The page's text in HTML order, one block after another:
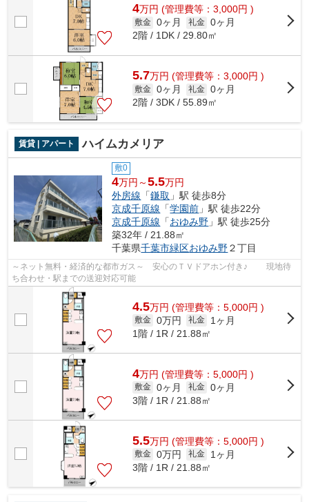
4万円 (管理費等：3,000円 )
敷金 0ヶ月 礼金 0ヶ月
2階 / 1DK / 29.80㎡
5.7万円 (管理費等：3,000円 )
敷金 0ヶ月 礼金 0ヶ月
2階 / 3DK / 55.89㎡
賃貸 | アパート ハイムカメリア
敷0
4万円～5.5万円
外房線 「鎌取 」駅 徒歩8分
京成千原線 「学園前 」駅 徒歩22分
京成千原線 「おゆみ野 」駅 徒歩25分
築32年 / 21.88㎡
千葉県千葉市緑区おゆみ野２丁目
～ネット無料・経済的な都市ガス～ 安心のＴＶドアホン付き♪ 現地待
ち合わせ・駅までの送迎対応可能
4.5万円 (管理費等：5,000円 )
敷金 0万円 礼金
1ヶ月
1階 / 1R / 21.88㎡
4万円 (管理費等：5,000円 )
敷金 0ヶ月 礼金 0ヶ月
3階 / 1R / 21.88㎡
5.5万円 (管理費等：5,000円 )
敷金 0万円 礼金
1ヶ月
3階 / 1R / 21.88㎡